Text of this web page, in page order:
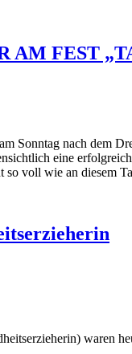
AM FEST
Sonntag nach dem
eine
so voll wie an diesem
waren